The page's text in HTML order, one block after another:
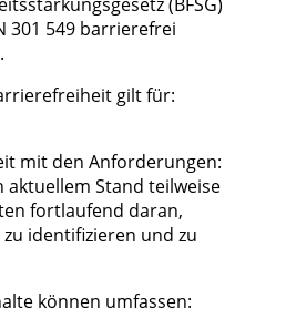
301 549 barrierefrei
gilt für:
mit den Anforderungen:
aktuellem Stand teilweise
fortlaufend daran,
identifizieren und zu
können umfassen: